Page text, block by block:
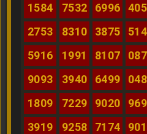
1584
7532 6996
2753
8310 3875
5916
1991 8107
9093
3940 6499
1809
7229 9020
3919
9258 7174